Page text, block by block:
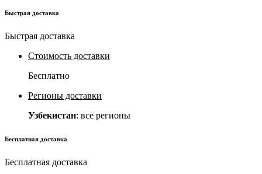
Быстрая доставка
Быстрая доставка
Стоимость доставки
Бесплатно
Регионы доставки
Узбекистан: все регионы
Бесплатная доставка
Бесплатная доставка